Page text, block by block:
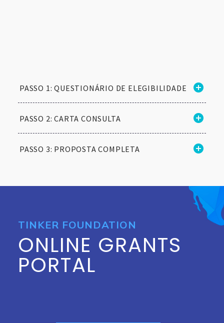
PASSO 1: QUESTIONÁRIO DE ELEGIBILIDADE
PASSO 2: CARTA CONSULTA
PASSO 3: PROPOSTA COMPLETA
TINKER FOUNDATION
ONLINE GRANTS
PORTAL